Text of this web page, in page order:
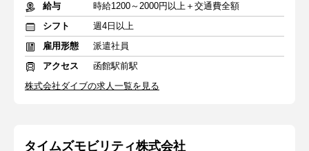
給与
時給1200～2000円以上＋交通費全額
シフト
週4日以上
雇用形態
派遣社員
アクセス
函館駅前駅
株式会社ダイブの求人一覧を見る
タイムズモビリティ株式会社